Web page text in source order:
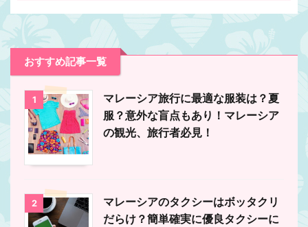
おすすめ記事一覧
1
マレーシア旅行に最適な服装は？夏
服？意外な盲点もあり！マレーシア
の観光、旅行者必見！
2
マレーシアのタクシーはボッタクリ
だらけ？簡単確実に優良タクシーに